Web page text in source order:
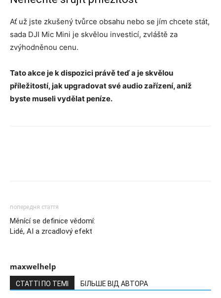
Ať už jste zkušený tvůrce obsahu nebo se jím chcete stát,
sada DJI Mic Mini je skvělou investicí, zvláště za
zvýhodněnou cenu.
Tato akce je k dispozici právě teď a je skvělou
příležitostí, jak upgradovat své audio zařízení, aniž
byste museli vydělat peníze.
попередня стаття
Měnící se definice vědomí:
Lidé, AI a zrcadlový efekt
maxwelhelp
СТАТТІ ПО ТЕМІ БІЛЬШЕ ВІД АВТОРА